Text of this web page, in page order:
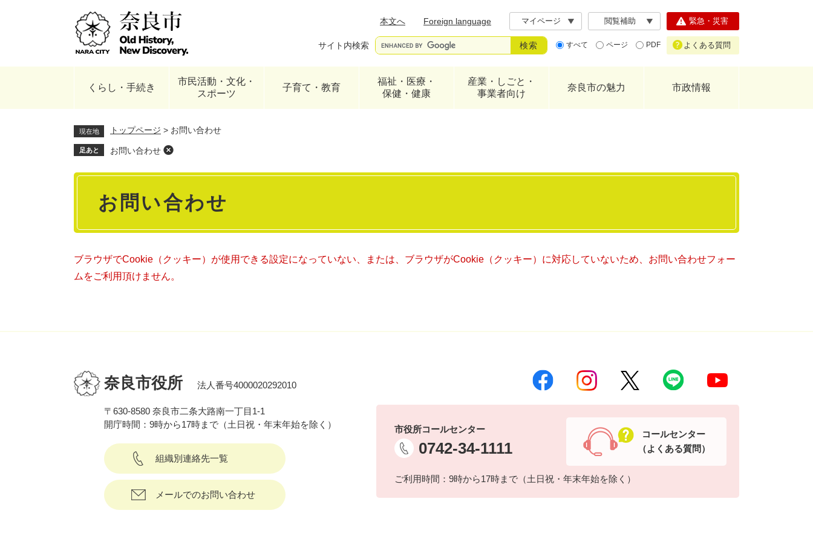
本文へ
Foreign language マイページ 閲覧補助
サイト内検索 すべて ページ PDF
緊急・災害
よくある質問
くらし・手続き
市民活動・文化・
スポーツ
子育て・教育
福祉・医療・
保健・健康
産業・しごと・
事業者向け
奈良市の魅力 市政情報
現在地 トップページ > お問い合わせ
足あと お問い合わせ
本
お問い合わせ
ブラウザでCookie（クッキー）が使用できる設定になっていない、または、ブラウザがCookie（クッキー）に対応していないため、お問い合わせフォー
ムをご利用頂けません。
奈良市役所 法人番号4000020292010
〒630-8580 奈良市二条大路南一丁目1-1
開庁時間：9時から17時まで（土日祝・年末年始を除く）
組織別連絡先一覧
メールでのお問い合わせ
市役所コールセンター
0742-34-1111
ご利用時間：9時から17時まで（土日祝・年末年始を除く）
コールセンター
（よくある質問）